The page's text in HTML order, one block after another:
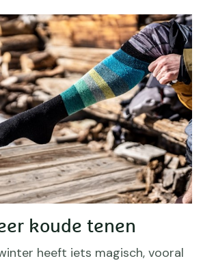
koude tenen
heeft iets magisch, vooral